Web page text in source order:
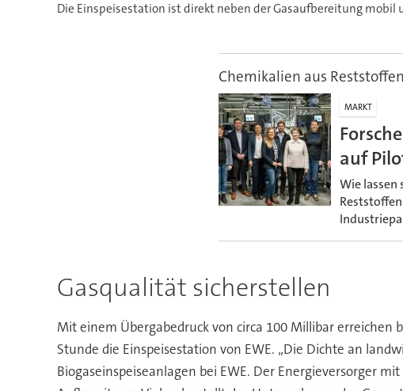
Die Einspeisestation ist direkt neben der Gasaufbereitung
Chemikalien aus Reststoffen
MARKT
auf
Wie
Gasqualität sicherstellen
Mit einem Übergabedruck von circa 100 Millibar
Stunde die Einspeisestation von EWE. „Die Dichte an
Biogaseinspeiseanlagen bei EWE. Der Energieversorger